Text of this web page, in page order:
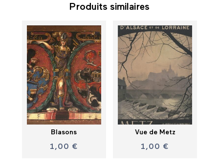
Produits similaires
Blasons
1,00 €
Vue de Metz
1,00 €